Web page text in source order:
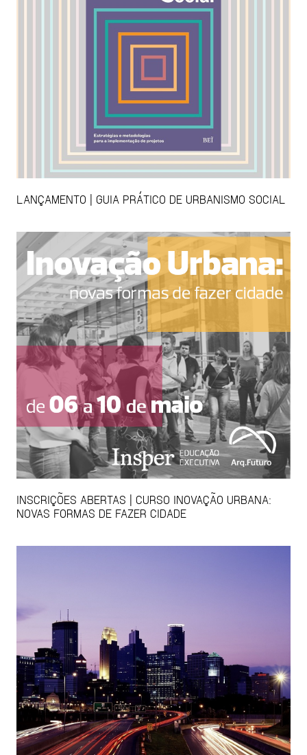
LANÇAMENTO | GUIA PRÁTICO DE URBANISMO SOCIAL
INSCRIÇÕES ABERTAS | CURSO INOVAÇÃO URBANA:
NOVAS FORMAS DE FAZER CIDADE